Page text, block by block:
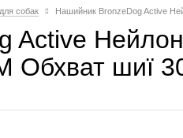
собак Нашийник BronzeDog Active
Обхват шиї